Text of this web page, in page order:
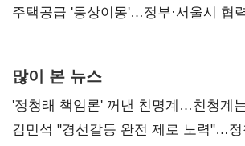
진실 밝혀야"
주택공급 '동상이몽'…정부·서울시 협
많이 본 뉴스
'정청래 책임론' 꺼낸 친명계…친청계
때리기
김민석 "경선갈등 완전 제로 노력"…정